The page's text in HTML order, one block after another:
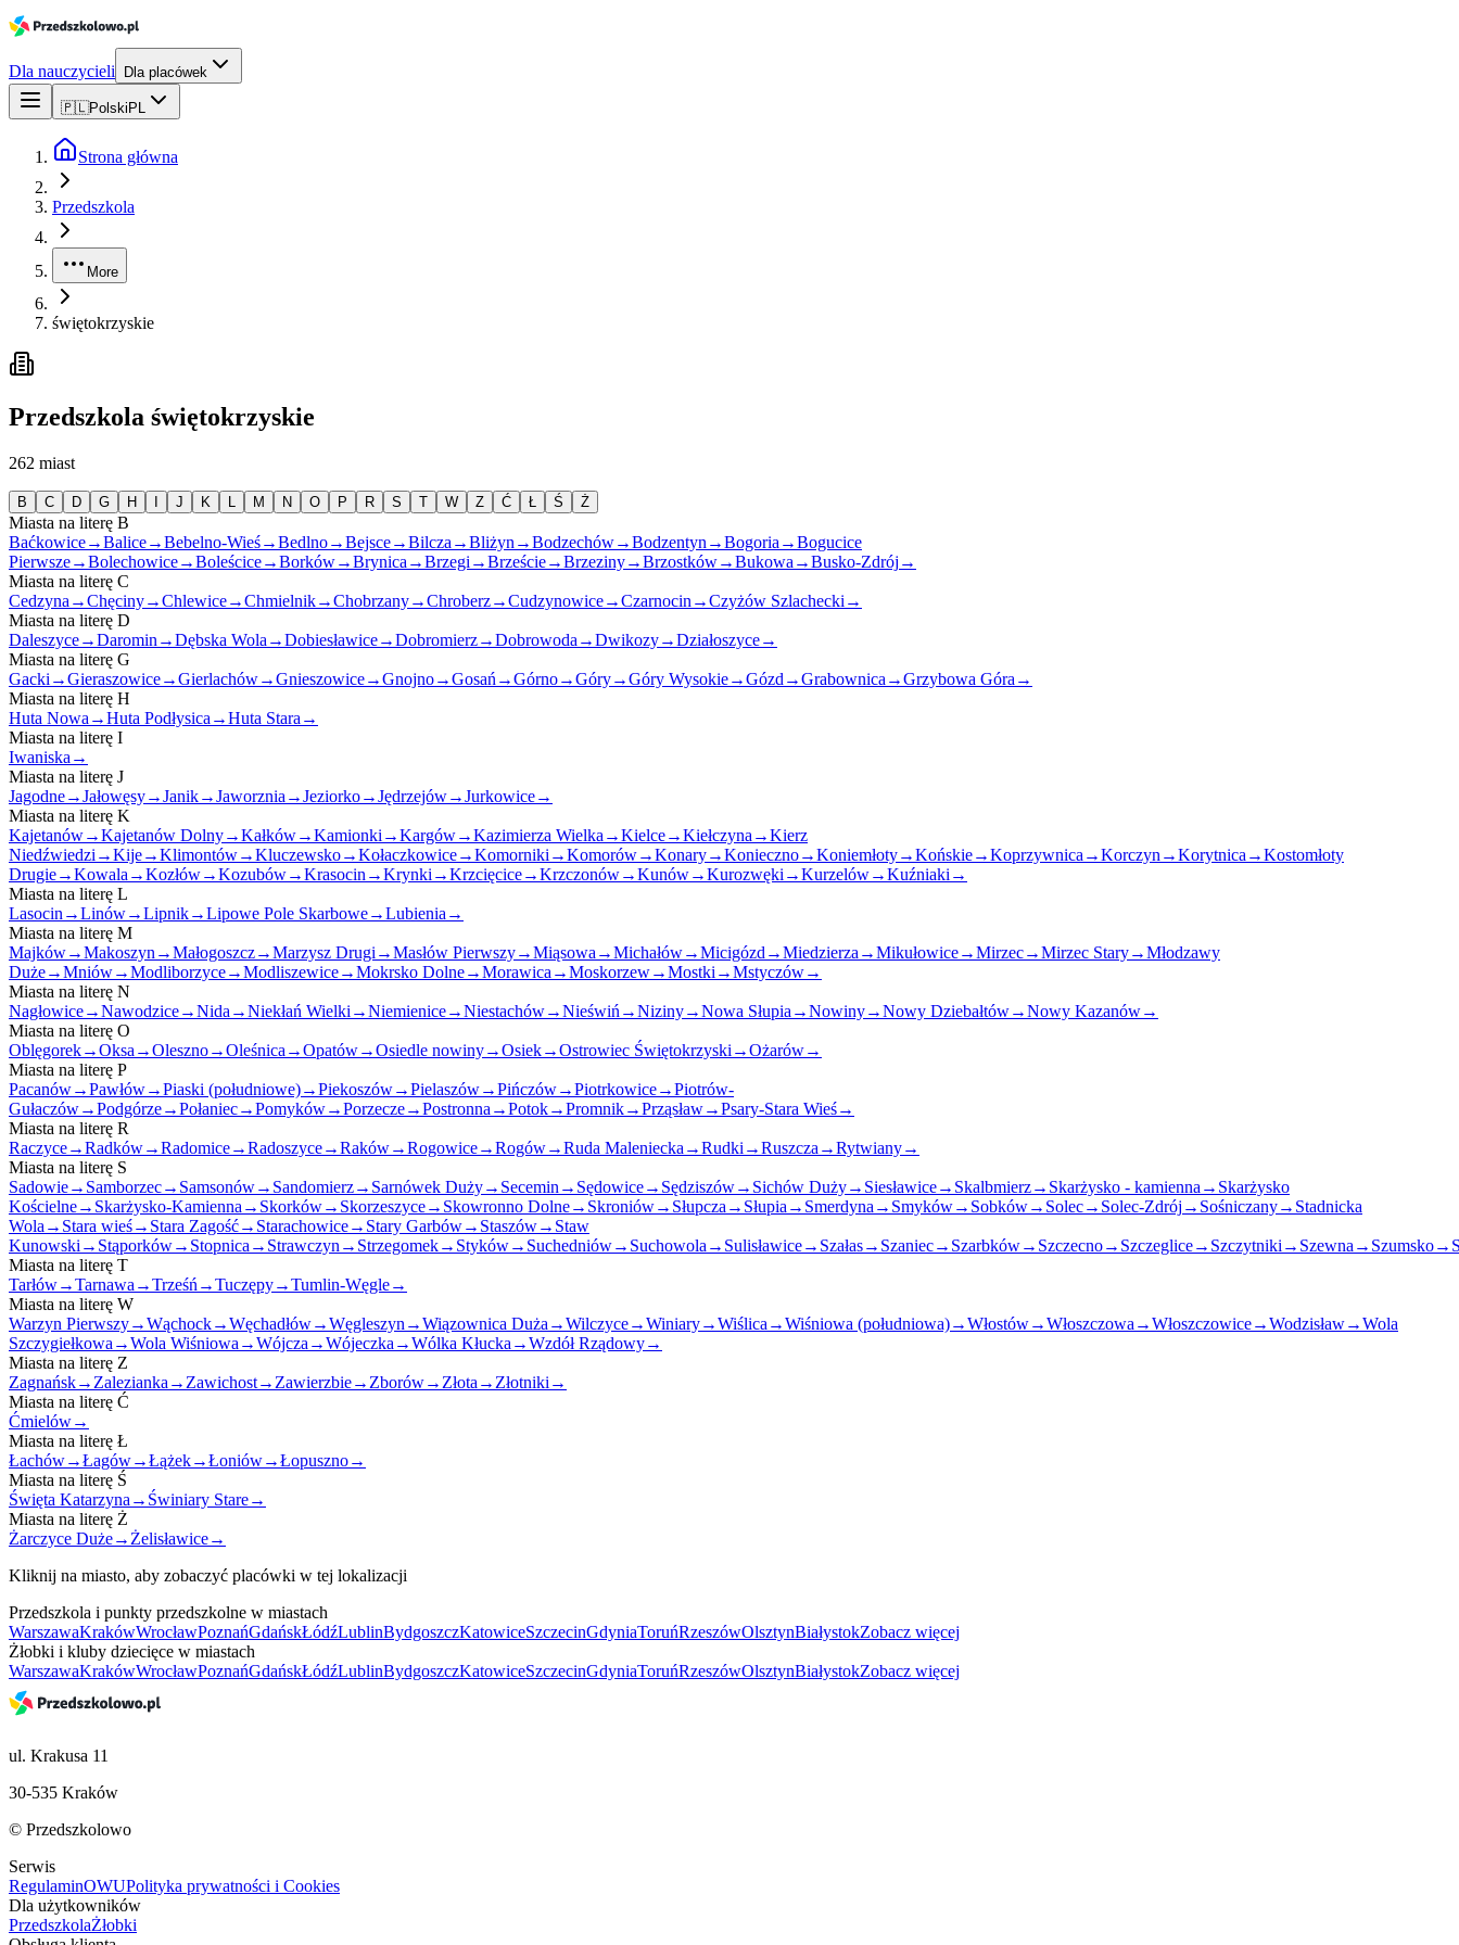
Dla nauczycieli Dla placówek
🇵🇱Polski PL
Strona główna
Przedszkola
More
świętokrzyskie
Przedszkola świętokrzyskie
262 miast
B C D G H J K M N O P R S T W Z Ć Ł Ś Ż
Miasta na literę B
Baćkowice→Balice→Bebelno-Wieś→Bedlno→Bejsce→Bilcza →Bliżyn →Bodzechów→Bodzentyn →Bogoria →Bogucice
Pierwsze→Bolechowice→Boleścice→Borków→Brynica →Brzegi →Brzeście→Brzeziny→Brzostków→Bukowa →Busko-Zdrój →
Miasta na literę C
Cedzyna →Chęciny→Chlewice→Chmielnik→Chobrzany→Chroberz→Cudzynowice→Czarnocin →Czyżów Szlachecki →
Miasta na literę D
Daleszyce→Daromin →Dębska Wola →Dobiesławice→Dobromierz→Dobrowoda →Dwikozy→Działoszyce→
Miasta na literę G
Gacki →Gieraszowice→Gierlachów→Gnieszowice→Gnojno→Gosań →Górno→Góry→Góry Wysokie→Gózd →Grabownica →Grzybowa Góra →
Miasta na literę H
Huta Nowa →Huta Podłysica →Huta Stara →
Miasta na literę I
Iwaniska →
Miasta na literę J
Jagodne→Jałowęsy→Janik→Jaworznia →Jeziorko→Jędrzejów→Jurkowice→
Miasta na literę K
Kajetanów→Kajetanów Dolny→Kałków→Kamionki →Kargów→Kazimierza Wielka →Kielce→Kiełczyna →Kierz
Niedźwiedzi →Kije→Klimontów→Kluczewsko→Kołaczkowice→Komorniki →Komorów→Konary→Konieczno→Koniemłoty→Końskie→Koprzywnica →Korczyn →Korytnica →Kostomłoty
Drugie→Kowala →Kozłów→Kozubów→Krasocin →Krynki →Krzcięcice→Krzczonów→Kunów→Kurozwęki →Kurzelów→Kuźniaki →
Miasta na literę L
Lasocin →Linów→Lipnik→Lipowe Pole Skarbowe→Lubienia →
Miasta na literę M
Majków→Makoszyn →Małogoszcz→Marzysz Drugi →Masłów Pierwszy→Miąsowa →Michałów→Micigózd →Miedzierza →Mikułowice→Mirzec→Mirzec Stary→Młodzawy
Duże→Mniów→Modliborzyce→Modliszewice→Mokrsko Dolne→Morawica →Moskorzew→Mostki →Mstyczów→
Miasta na literę N
Nagłowice→Nawodzice→Nida →Niekłań Wielki →Niemienice→Niestachów→Nieświń →Niziny→Nowa Słupia →Nowiny→Nowy Dziebałtów→Nowy Kazanów→
Miasta na literę O
Oblęgorek→Oksa →Oleszno→Oleśnica →Opatów→Osiedle nowiny→Osiek→Ostrowiec Świętokrzyski →Ożarów→
Miasta na literę P
Pacanów→Pawłów→Piaski (południowe)→Piekoszów→Pielaszów→Pińczów→Piotrkowice→Piotrów-
Gułaczów→Podgórze→Połaniec→Pomyków→Porzecze→Postronna →Potok→Promnik→Prząsław→Psary-Stara Wieś→
Miasta na literę R
Raczyce→Radków→Radomice→Radoszyce→Raków→Rogowice→Rogów→Ruda Maleniecka →Rudki →Ruszcza →Rytwiany→
Miasta na literę S
Sadowie→ Samborzec→ Samsonów→ Sandomierz→ Sarnówek Duży→ Secemin → Sędowice→ Sędziszów→ Sichów Duży→ Siesławice→ Skalbmierz→ Skarżysko - kamienna → Skarżysko
Kościelne→ Skarżysko-Kamienna → Skorków→ Skorzeszyce→ Skowronno Dolne→ Skroniów→ Słupcza → Słupia → Smerdyna → Smyków→ Sobków→ Solec→ Solec-Zdrój → Sośniczany→ Stadnicka
Wola → Stara wieś→ Stara Zagość→ Starachowice→ Stary Garbów→ Staszów→ Staw
Kunowski → Stąporków→ Stopnica → Strawczyn → Strzegomek→ Styków→ Suchedniów→ Suchowola → Sulisławice→ Szałas→ Szaniec→ Szarbków→ Szczecno→ Szczeglice→ Szczytniki → Szewna → Szumsko→
Miasta na literę T
Tarłów→Tarnawa →Trześń →Tuczępy→Tumlin-Węgle→
Miasta na literę W
Warzyn Pierwszy→Wąchock→Węchadłów→Węgleszyn →Wiązownica Duża →Wilczyce→Winiary→Wiślica →Wiśniowa (południowa)→Włostów→Włoszczowa →Włoszczowice→Wodzisław→Wola
Szczygiełkowa →Wola Wiśniowa →Wójcza →Wójeczka →Wólka Kłucka →Wzdół Rządowy→
Miasta na literę Z
Zagnańsk→ Zalezianka → Zawichost→ Zawierzbie→ Zborów→ Złota → Złotniki →
Miasta na literę Ć
Ćmielów→
Miasta na literę Ł
Łachów→Łagów→Łążek→Łoniów→Łopuszno→
Miasta na literę Ś
Święta Katarzyna → Świniary Stare→
Miasta na literę Ż
Żarczyce Duże→ Żelisławice→
Kliknij na miasto, aby zobaczyć placówki w tej lokalizacji
Przedszkola i punkty przedszkolne w miastach
WarszawaKrakówWrocławPoznańGdańskŁódźLublinBydgoszczKatowiceSzczecinGdyniaToruńRzeszówOlsztynBiałystokZobacz więcej
Żłobki i kluby dziecięce w miastach
WarszawaKrakówWrocławPoznańGdańskŁódźLublinBydgoszczKatowiceSzczecinGdyniaToruńRzeszówOlsztynBiałystokZobacz więcej
ul. Krakusa 11
30-535 Kraków
© Przedszkolowo
Serwis
RegulaminOWUPolityka prywatności i Cookies
Dla użytkowników
PrzedszkolaŻłobki